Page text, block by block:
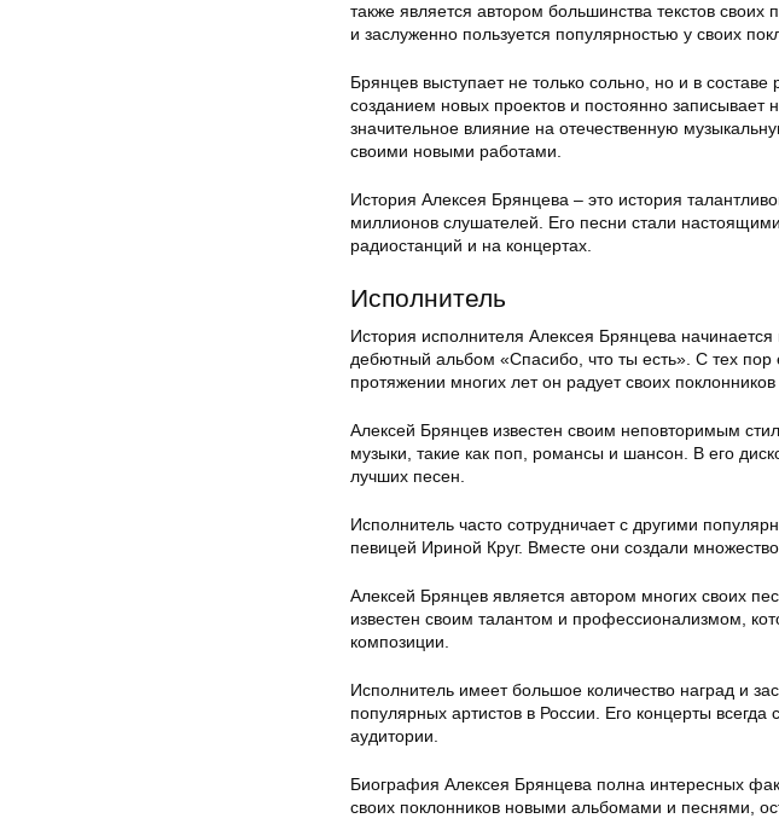
также является автором большинства текстов
и заслуженно пользуется популярностью у своих
Брянцев выступает не только сольно, но и в
созданием новых проектов и постоянно записывает
значительное влияние на отечественную
своими новыми работами.
История Алексея Брянцева – это история
миллионов слушателей. Его песни стали
радиостанций и на концертах.
Исполнитель
История исполнителя Алексея Брянцева
дебютный альбом «Спасибо, что ты есть». С тех пор
протяжении многих лет он радует своих
Алексей Брянцев известен своим неповторимым
музыки, такие как поп, романсы и шансон. В его
лучших песен.
Исполнитель часто сотрудничает с другими
певицей Ириной Круг. Вместе они создали
Алексей Брянцев является автором многих своих
известен своим талантом и профессионализмом,
композиции.
Исполнитель имеет большое количество наград и
популярных артистов в России. Его концерты
аудитории.
Биография Алексея Брянцева полна интересных
своих поклонников новыми альбомами и песнями,